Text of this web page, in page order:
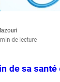
de lecture
de sa santé